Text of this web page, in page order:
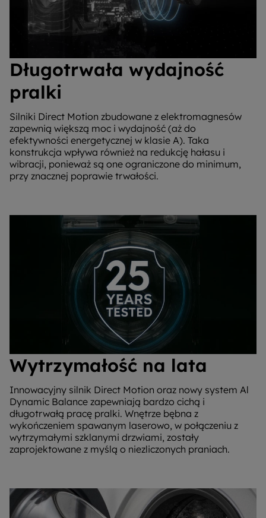
Długotrwała wydajność
pralki
Silniki Direct Motion zbudowane z elektromagnesów
zapewnią większą moc i wydajność (aż do
efektywności energetycznej w klasie A). Taka
konstrukcja wpływa również na redukcję hałasu i
wibracji, ponieważ są one ograniczone do minimum,
przy znacznej poprawie trwałości.
Wytrzymałość na lata
Innowacyjny silnik Direct Motion oraz nowy system Al
Dynamic Balance zapewniają bardzo cichą i
długotrwałą pracę pralki. Wnętrze bębna z
wykończeniem spawanym laserowo, w połączeniu z
wytrzymałymi szklanymi drzwiami, zostały
zaprojektowane z myślą o niezliczonych praniach.